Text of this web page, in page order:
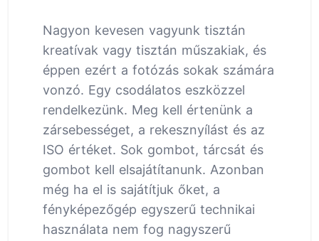
Nagyon kevesen vagyunk tisztán
kreatívak vagy tisztán műszakiak, és
éppen ezért a fotózás sokak számára
vonzó. Egy csodálatos eszközzel
rendelkezünk. Meg kell értenünk a
zársebességet, a rekesznyílást és az
ISO értéket. Sok gombot, tárcsát és
gombot kell elsajátítanunk. Azonban
még ha el is sajátítjuk őket, a
fényképezőgép egyszerű technikai
használata nem fog nagyszerű